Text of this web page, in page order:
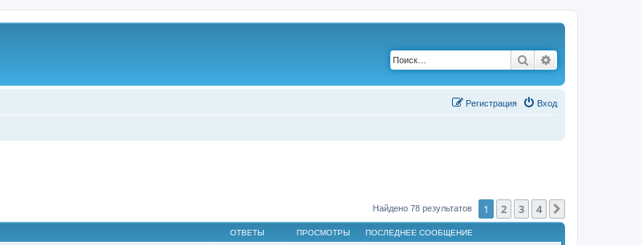
Поиск
Вход
Регистрация
Найдено 78 результатов 1 2 3 4
ОТВЕТЫ ПРОСМОТРЫ ПОСЛЕДНЕЕ СООБЩЕНИЕ